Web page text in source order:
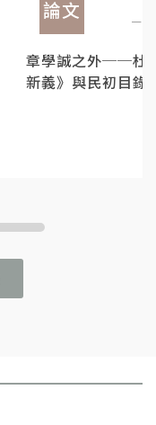
論文
章學誠之外──杜
新義》與民初目錄